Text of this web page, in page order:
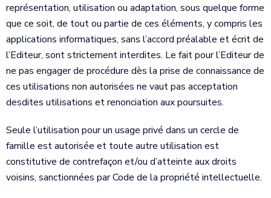
représentation, utilisation ou adaptation, sous quelque forme
que ce soit, de tout ou partie de ces éléments, y compris les
applications informatiques, sans l’accord préalable et écrit de
l’Editeur, sont strictement interdites. Le fait pour l’Editeur de
ne pas engager de procédure dès la prise de connaissance de
ces utilisations non autorisées ne vaut pas acceptation
desdites utilisations et renonciation aux poursuites.
Seule l’utilisation pour un usage privé dans un cercle de
famille est autorisée et toute autre utilisation est
constitutive de contrefaçon et/ou d’atteinte aux droits
voisins, sanctionnées par Code de la propriété intellectuelle.